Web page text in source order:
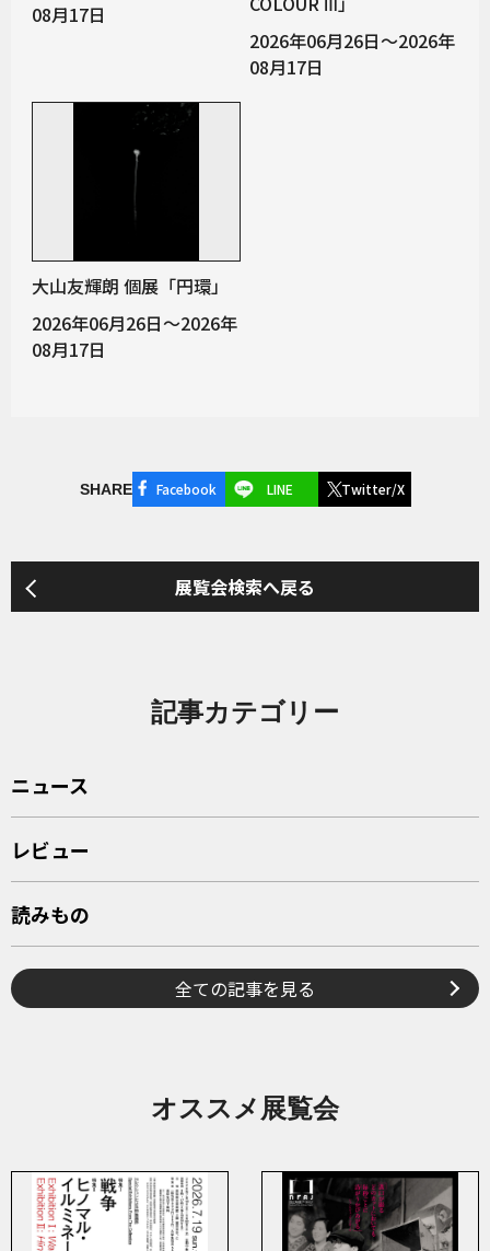
08月17日
2026年06月26日～2026年
08月17日
大山友輝朗 個展「円環」
2026年06月26日～2026年
08月17日
SHARE Facebook LINE Twitter/X
展覧会検索へ戻る
記事カテゴリー
ニュース
レビュー
読みもの
全ての記事を見る
オススメ展覧会